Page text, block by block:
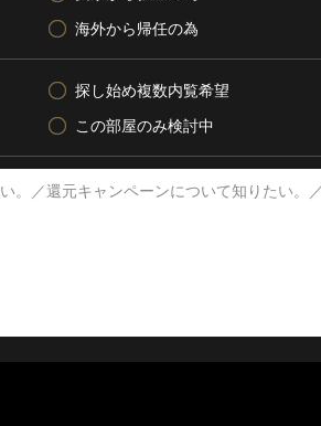
海外から帰任の為
探し始め複数内覧希望
この部屋のみ検討中